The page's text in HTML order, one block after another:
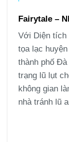
Fairytale –
Với Diện tích
tọa lạc
thành phố
trạng lũ lụt
không gian
nhà tránh lũ